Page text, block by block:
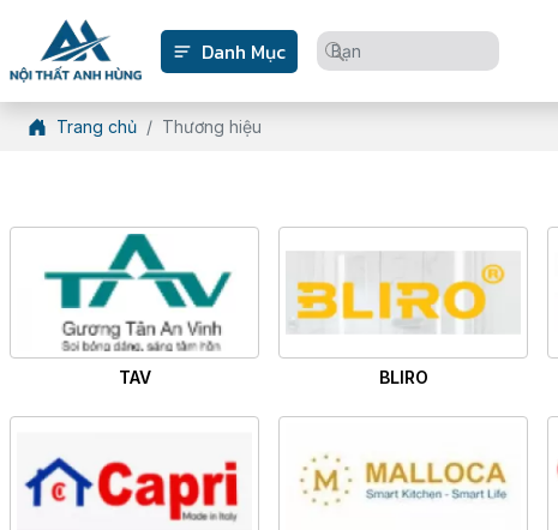
Danh Mục
Trang chủ Thương hiệu
TAV BLIRO